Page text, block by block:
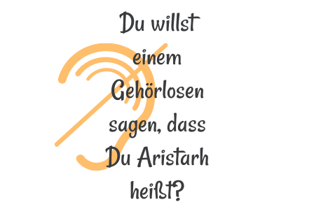
Du willst
einem
Gehörlosen
sagen, dass
Du Aristarh
heißt?